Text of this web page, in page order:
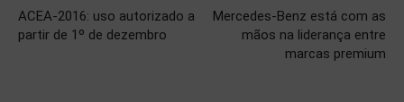
ACEA-2016: uso autorizado a
partir de 1º de dezembro
Mercedes-Benz está com as
mãos na liderança entre
marcas premium